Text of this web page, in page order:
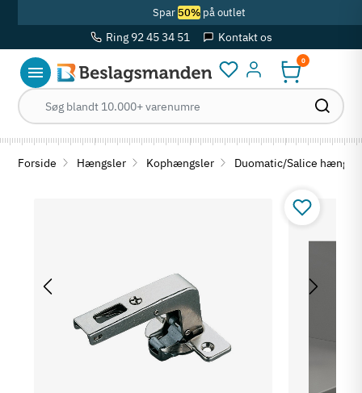
Spar 50%på outlet
Ring 92 45 34 51 Kontakt os
Log ind
0
Forside Hængsler Kophængsler Duomatic/Salice